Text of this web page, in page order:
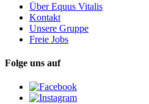
Über Equus Vitalis
Kontakt
Unsere Gruppe
Freie Jobs
Folge uns auf